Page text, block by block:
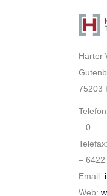
Härter
75203
– 0
– 6422
Email:
Web: